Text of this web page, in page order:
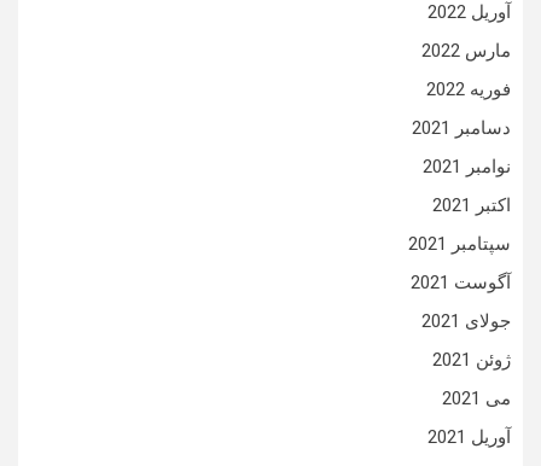
آوریل 2022
مارس 2022
فوریه 2022
دسامبر 2021
نوامبر 2021
اکتبر 2021
سپتامبر 2021
آگوست 2021
جولای 2021
ژوئن 2021
می 2021
آوریل 2021